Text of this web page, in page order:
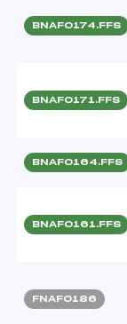
BNAF0174.FFS
BNAF0171.FFS
BNAF0164.FFS
BNAF0161.FFS
FNAF0186